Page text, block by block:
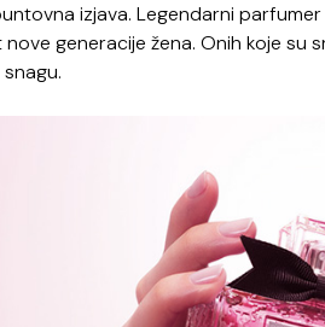
izjava. Legendarni parfumer
generacije žena. Onih koje su